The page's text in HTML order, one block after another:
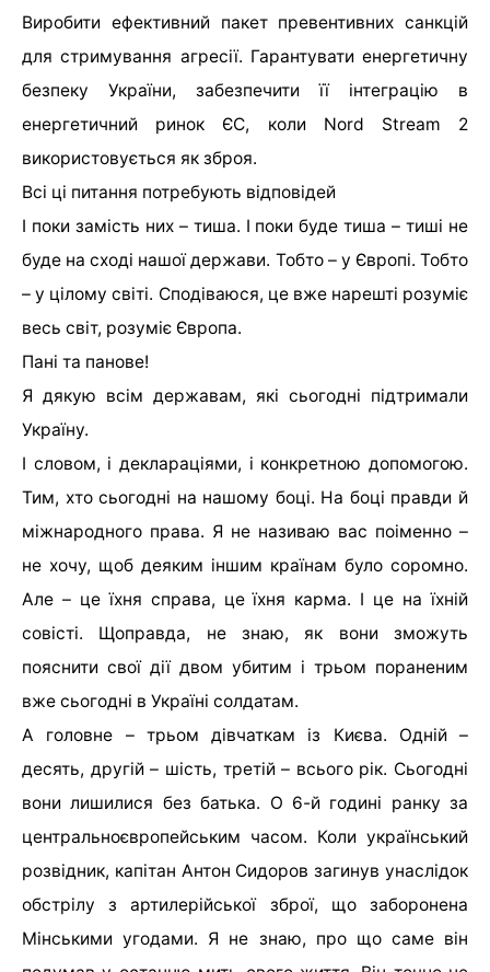
Виробити ефективний пакет превентивних санкцій
для стримування агресії. Гарантувати енергетичну
безпеку України, забезпечити її інтеграцію в
енергетичний ринок ЄС, коли Nord Stream 2
використовується як зброя.
Всі ці питання потребують відповідей
І поки замість них – тиша. І поки буде тиша – тиші не
буде на сході нашої держави. Тобто – у Європі. Тобто
– у цілому світі. Сподіваюся, це вже нарешті розуміє
весь світ, розуміє Європа.
Пані та панове!
Я дякую всім державам, які сьогодні підтримали
Україну.
І словом, і деклараціями, і конкретною допомогою.
Тим, хто сьогодні на нашому боці. На боці правди й
міжнародного права. Я не називаю вас поіменно –
не хочу, щоб деяким іншим країнам було соромно.
Але – це їхня справа, це їхня карма. І це на їхній
совісті. Щоправда, не знаю, як вони зможуть
пояснити свої дії двом убитим і трьом пораненим
вже сьогодні в Україні солдатам.
А головне – трьом дівчаткам із Києва. Одній –
десять, другій – шість, третій – всього рік. Сьогодні
вони лишилися без батька. О 6-й годині ранку за
центральноєвропейським часом. Коли український
розвідник, капітан Антон Сидоров загинув унаслідок
обстрілу з артилерійської зброї, що заборонена
Мінськими угодами. Я не знаю, про що саме він